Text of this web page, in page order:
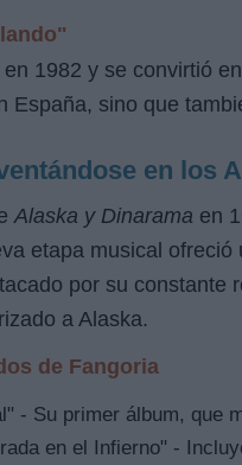
1982 y se convirtió
España, sino que
en los
Alaska y Dinarama en
etapa musical
por su constante
a Alaska.
de Fangoria
- Su primer álbum, que
en el Infierno" -